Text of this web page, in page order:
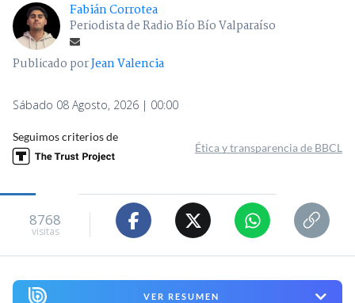
Fabián Corrotea
Periodista de Radio Bío Bío Valparaíso
Publicado porJean Valencia
Sábado 08 Agosto, 2026 | 00:00
Seguimos criterios de
Ética y transparencia de BBCL
8768
visitas
VER RESUMEN